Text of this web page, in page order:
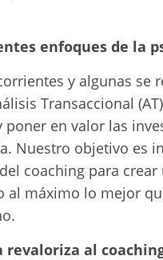
enfoques de la
y algunas se
Transaccional
en valor las
Nuestro objetivo es
coaching para
al máximo lo mejor
revaloriza al